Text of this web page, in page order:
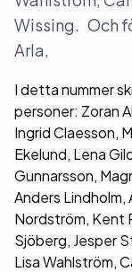
Wissing. Och
Arla,
I detta nummer
personer: Zoran
Ingrid Claesson,
Ekelund, Lena
Gunnarsson,
Anders Lindholm,
Nordström, Kent
Sjöberg, Jesper
Lisa Wahlström,